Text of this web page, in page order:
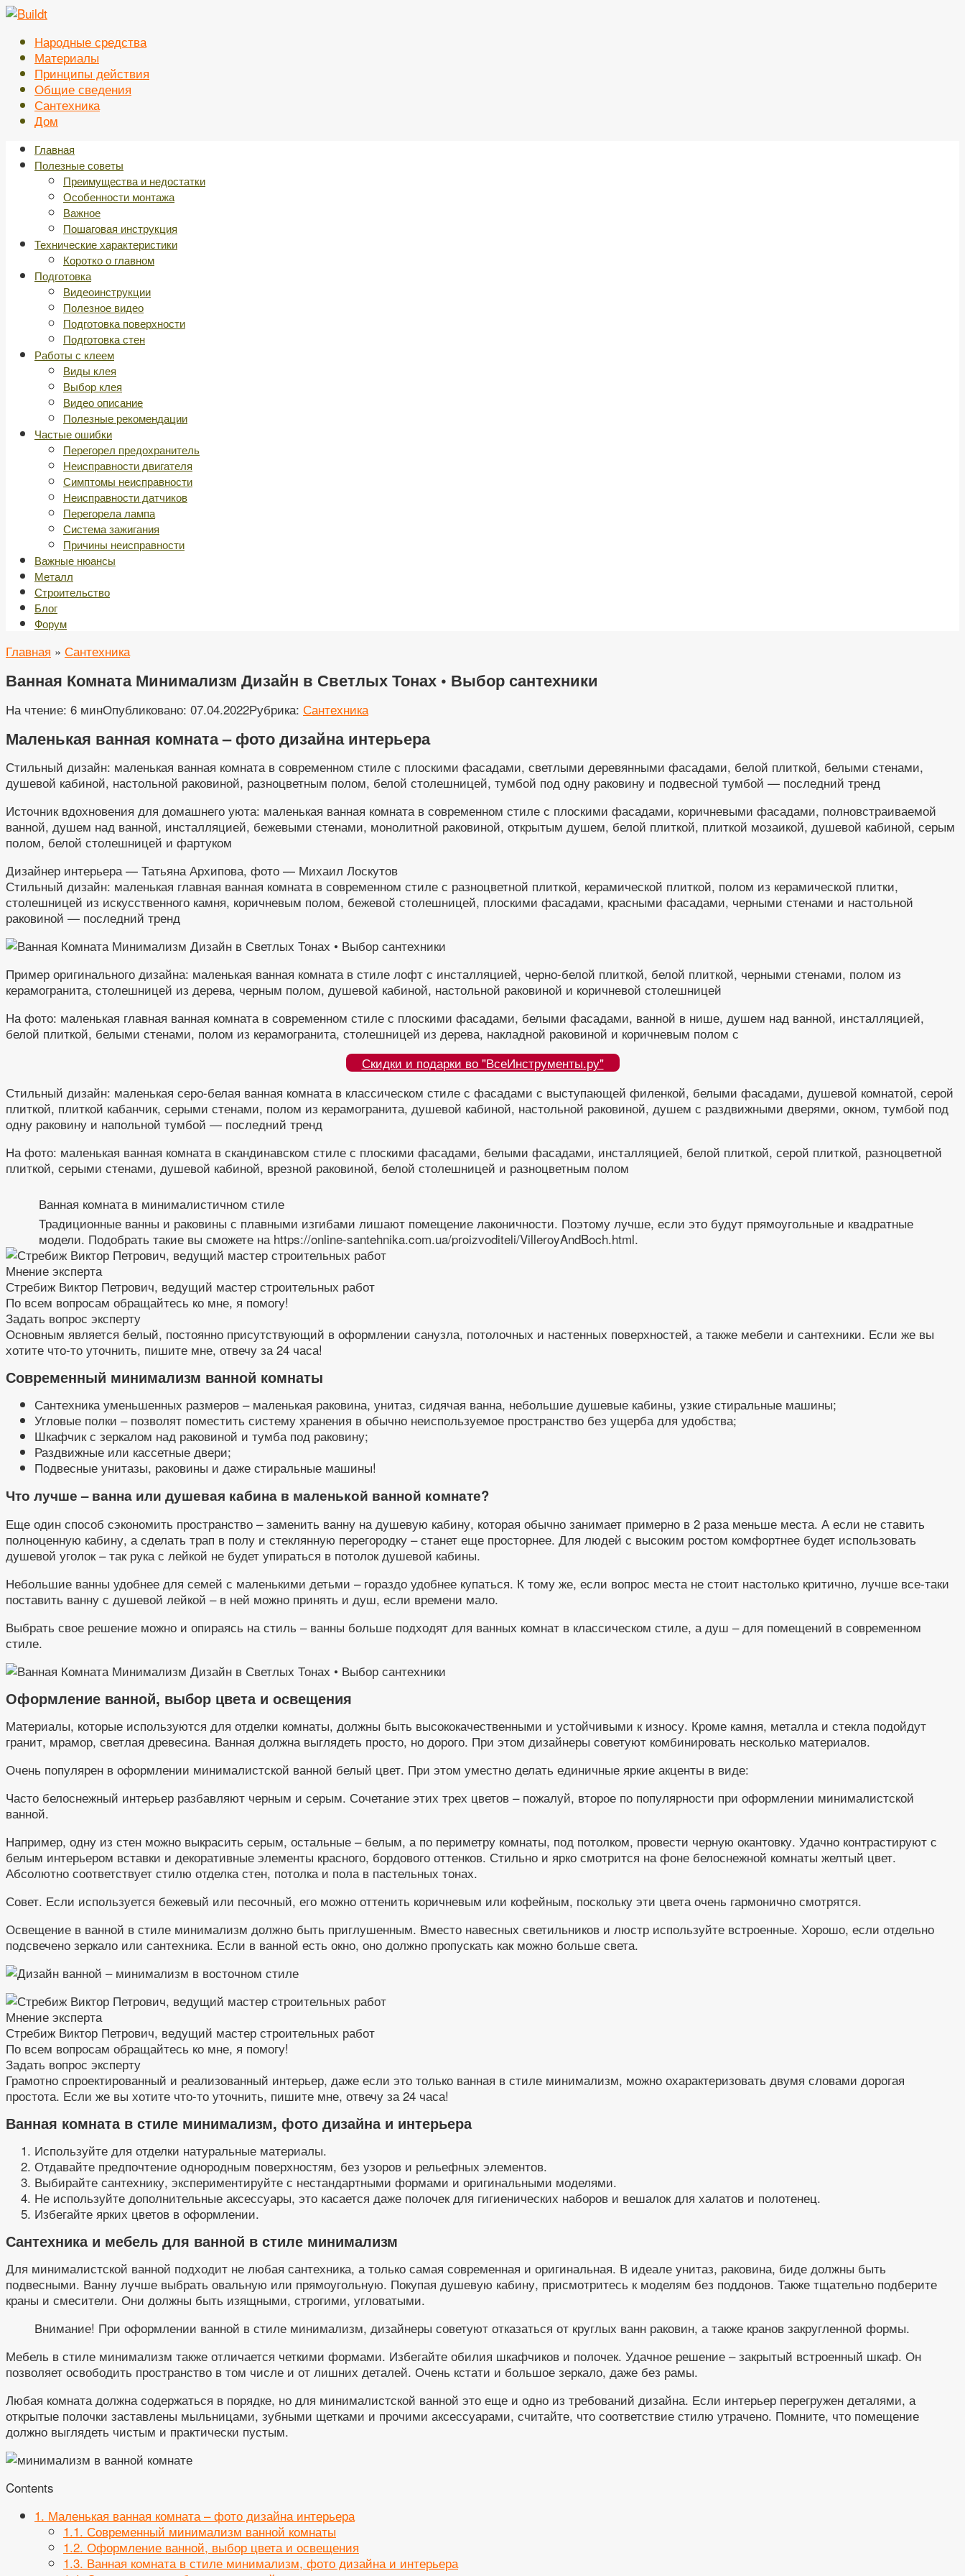
Перейти
контентуНародные средства
Материалы
Принципы действия
Общие сведения
Сантехника
Дом
Главная
Полезные советы
Преимущества и недостатки
Особенности монтажа
Важное
Пошаговая инструкция
Технические характеристики
Коротко о главном
Подготовка
Видеоинструкции
Полезное видео
Подготовка поверхности
Подготовка стен
Работы с клеем
Виды клея
Выбор клея
Видео описание
Полезные рекомендации
Частые ошибки
Перегорел предохранитель
Неисправности двигателя
Симптомы неисправности
Неисправности датчиков
Перегорела лампа
Система зажигания
Причины неисправности
Важные нюансы
Металл
Строительство
Блог
Форум
Главная » Сантехника
Ванная Комната Минимализм Дизайн в Светлых Тонах • Выбор сантехники
На чтение: 6 минОпубликовано: 07.04.2022Рубрика: Сантехника
Маленькая ванная комната – фото дизайна интерьера
Стильный дизайн: маленькая ванная комната в современном стиле с плоскими фасадами, светлыми деревянными фасадами, белой плиткой, белыми стенами,
душевой кабиной, настольной раковиной, разноцветным полом, белой столешницей, тумбой под одну раковину и подвесной тумбой — последний тренд
Источник вдохновения для домашнего уюта: маленькая ванная комната в современном стиле с плоскими фасадами, коричневыми фасадами, полновстраиваемой
ванной, душем над ванной, инсталляцией, бежевыми стенами, монолитной раковиной, открытым душем, белой плиткой, плиткой мозаикой, душевой кабиной, серым
полом, белой столешницей и фартуком
Дизайнер интерьера — Татьяна Архипова, фото — Михаил Лоскутов
Стильный дизайн: маленькая главная ванная комната в современном стиле с разноцветной плиткой, керамической плиткой, полом из керамической плитки,
столешницей из искусственного камня, коричневым полом, бежевой столешницей, плоскими фасадами, красными фасадами, черными стенами и настольной
раковиной — последний тренд
Пример оригинального дизайна: маленькая ванная комната в стиле лофт с инсталляцией, черно-белой плиткой, белой плиткой, черными стенами, полом из
керамогранита, столешницей из дерева, черным полом, душевой кабиной, настольной раковиной и коричневой столешницей
На фото: маленькая главная ванная комната в современном стиле с плоскими фасадами, белыми фасадами, ванной в нише, душем над ванной, инсталляцией,
белой плиткой, белыми стенами, полом из керамогранита, столешницей из дерева, накладной раковиной и коричневым полом с
Скидки и подарки во "ВсеИнструменты.ру"
Стильный дизайн: маленькая серо-белая ванная комната в классическом стиле с фасадами с выступающей филенкой, белыми фасадами, душевой комнатой, серой
плиткой, плиткой кабанчик, серыми стенами, полом из керамогранита, душевой кабиной, настольной раковиной, душем с раздвижными дверями, окном, тумбой под
одну раковину и напольной тумбой — последний тренд
На фото: маленькая ванная комната в скандинавском стиле с плоскими фасадами, белыми фасадами, инсталляцией, белой плиткой, серой плиткой, разноцветной
плиткой, серыми стенами, душевой кабиной, врезной раковиной, белой столешницей и разноцветным полом
Ванная комната в минималистичном стиле
Традиционные ванны и раковины с плавными изгибами лишают помещение лаконичности. Поэтому лучше, если это будут прямоугольные и квадратные
модели. Подобрать такие вы сможете на https://online-santehnika.com.ua/proizvoditeli/VilleroyAndBoch.html.
Мнение эксперта
Стребиж Виктор Петрович, ведущий мастер строительных работ
По всем вопросам обращайтесь ко мне, я помогу!
Задать вопрос эксперту
Основным является белый, постоянно присутствующий в оформлении санузла, потолочных и настенных поверхностей, а также мебели и сантехники. Если же вы
хотите что-то уточнить, пишите мне, отвечу за 24 часа!
Современный минимализм ванной комнаты
Сантехника уменьшенных размеров – маленькая раковина, унитаз, сидячая ванна, небольшие душевые кабины, узкие стиральные машины;
Угловые полки – позволят поместить систему хранения в обычно неиспользуемое пространство без ущерба для удобства;
Шкафчик с зеркалом над раковиной и тумба под раковину;
Раздвижные или кассетные двери;
Подвесные унитазы, раковины и даже стиральные машины!
Что лучше – ванна или душевая кабина в маленькой ванной комнате?
Еще один способ сэкономить пространство – заменить ванну на душевую кабину, которая обычно занимает примерно в 2 раза меньше места. А если не ставить
полноценную кабину, а сделать трап в полу и стеклянную перегородку – станет еще просторнее. Для людей с высоким ростом комфортнее будет использовать
душевой уголок – так рука с лейкой не будет упираться в потолок душевой кабины.
Небольшие ванны удобнее для семей с маленькими детьми – гораздо удобнее купаться. К тому же, если вопрос места не стоит настолько критично, лучше все-таки
поставить ванну с душевой лейкой – в ней можно принять и душ, если времени мало.
Выбрать свое решение можно и опираясь на стиль – ванны больше подходят для ванных комнат в классическом стиле, а душ – для помещений в современном
стиле.
Оформление ванной, выбор цвета и освещения
Материалы, которые используются для отделки комнаты, должны быть высококачественными и устойчивыми к износу. Кроме камня, металла и стекла подойдут
гранит, мрамор, светлая древесина. Ванная должна выглядеть просто, но дорого. При этом дизайнеры советуют комбинировать несколько материалов.
Очень популярен в оформлении минималистской ванной белый цвет. При этом уместно делать единичные яркие акценты в виде:
Часто белоснежный интерьер разбавляют черным и серым. Сочетание этих трех цветов – пожалуй, второе по популярности при оформлении минималистской
ванной.
Например, одну из стен можно выкрасить серым, остальные – белым, а по периметру комнаты, под потолком, провести черную окантовку. Удачно контрастируют с
белым интерьером вставки и декоративные элементы красного, бордового оттенков. Стильно и ярко смотрится на фоне белоснежной комнаты желтый цвет.
Абсолютно соответствует стилю отделка стен, потолка и пола в пастельных тонах.
Совет. Если используется бежевый или песочный, его можно оттенить коричневым или кофейным, поскольку эти цвета очень гармонично смотрятся.
Освещение в ванной в стиле минимализм должно быть приглушенным. Вместо навесных светильников и люстр используйте встроенные. Хорошо, если отдельно
подсвечено зеркало или сантехника. Если в ванной есть окно, оно должно пропускать как можно больше света.
Мнение эксперта
Стребиж Виктор Петрович, ведущий мастер строительных работ
По всем вопросам обращайтесь ко мне, я помогу!
Задать вопрос эксперту
Грамотно спроектированный и реализованный интерьер, даже если это только ванная в стиле минимализм, можно охарактеризовать двумя словами дорогая
простота. Если же вы хотите что-то уточнить, пишите мне, отвечу за 24 часа!
Ванная комната в стиле минимализм, фото дизайна и интерьера
Используйте для отделки натуральные материалы.
Отдавайте предпочтение однородным поверхностям, без узоров и рельефных элементов.
Выбирайте сантехнику, экспериментируйте с нестандартными формами и оригинальными моделями.
Не используйте дополнительные аксессуары, это касается даже полочек для гигиенических наборов и вешалок для халатов и полотенец.
Избегайте ярких цветов в оформлении.
Сантехника и мебель для ванной в стиле минимализм
Для минималистской ванной подходит не любая сантехника, а только самая современная и оригинальная. В идеале унитаз, раковина, биде должны быть
подвесными. Ванну лучше выбрать овальную или прямоугольную. Покупая душевую кабину, присмотритесь к моделям без поддонов. Также тщательно подберите
краны и смесители. Они должны быть изящными, строгими, угловатыми.
Внимание! При оформлении ванной в стиле минимализм, дизайнеры советуют отказаться от круглых ванн раковин, а также кранов закругленной формы.
Мебель в стиле минимализм также отличается четкими формами. Избегайте обилия шкафчиков и полочек. Удачное решение – закрытый встроенный шкаф. Он
позволяет освободить пространство в том числе и от лишних деталей. Очень кстати и большое зеркало, даже без рамы.
Любая комната должна содержаться в порядке, но для минималистской ванной это еще и одно из требований дизайна. Если интерьер перегружен деталями, а
открытые полочки заставлены мыльницами, зубными щетками и прочими аксессуарами, считайте, что соответствие стилю утрачено. Помните, что помещение
должно выглядеть чистым и практически пустым.
Contents
1. Маленькая ванная комната – фото дизайна интерьера
1.1. Современный минимализм ванной комнаты
1.2. Оформление ванной, выбор цвета и освещения
1.3. Ванная комната в стиле минимализм, фото дизайна и интерьера